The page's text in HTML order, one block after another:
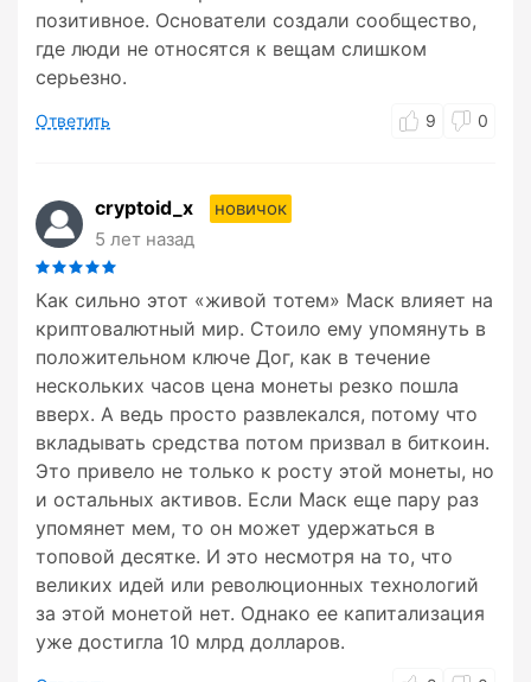
позитивное. Основатели создали сообщество,
где люди не относятся к вещам слишком
серьезно.
Ответить 9 0
cryptoid_x
новичок
5 лет назад
Как сильно этот «живой тотем» Маск влияет на
криптовалютный мир. Стоило ему упомянуть в
положительном ключе Дог, как в течение
нескольких часов цена монеты резко пошла
вверх. А ведь просто развлекался, потому что
вкладывать средства потом призвал в биткоин.
Это привело не только к росту этой монеты, но
и остальных активов. Если Маск еще пару раз
упомянет мем, то он может удержаться в
топовой десятке. И это несмотря на то, что
великих идей или революционных технологий
за этой монетой нет. Однако ее капитализация
уже достигла 10 млрд долларов.